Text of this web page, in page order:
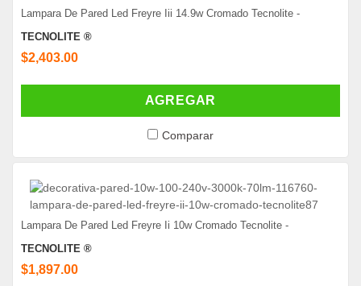
Lampara De Pared Led Freyre Iii 14.9w Cromado Tecnolite -
TECNOLITE ®
$2,403.00
AGREGAR
Comparar
Lampara De Pared Led Freyre Ii 10w Cromado Tecnolite -
TECNOLITE ®
$1,897.00